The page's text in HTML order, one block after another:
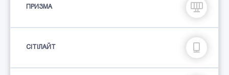
ПРИЗМА
СIТIЛАЙТ